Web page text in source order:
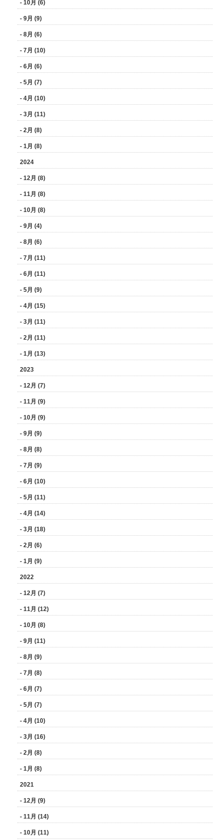
- 10月 (6)
- 9月 (9)
- 8月 (6)
- 7月 (10)
- 6月 (6)
- 5月 (7)
- 4月 (10)
- 3月 (11)
- 2月 (8)
- 1月 (8)
2024
- 12月 (8)
- 11月 (8)
- 10月 (8)
- 9月 (4)
- 8月 (6)
- 7月 (11)
- 6月 (11)
- 5月 (9)
- 4月 (15)
- 3月 (11)
- 2月 (11)
- 1月 (13)
2023
- 12月 (7)
- 11月 (9)
- 10月 (9)
- 9月 (9)
- 8月 (8)
- 7月 (9)
- 6月 (10)
- 5月 (11)
- 4月 (14)
- 3月 (18)
- 2月 (6)
- 1月 (9)
2022
- 12月 (7)
- 11月 (12)
- 10月 (8)
- 9月 (11)
- 8月 (9)
- 7月 (8)
- 6月 (7)
- 5月 (7)
- 4月 (10)
- 3月 (16)
- 2月 (8)
- 1月 (8)
2021
- 12月 (9)
- 11月 (14)
- 10月 (11)